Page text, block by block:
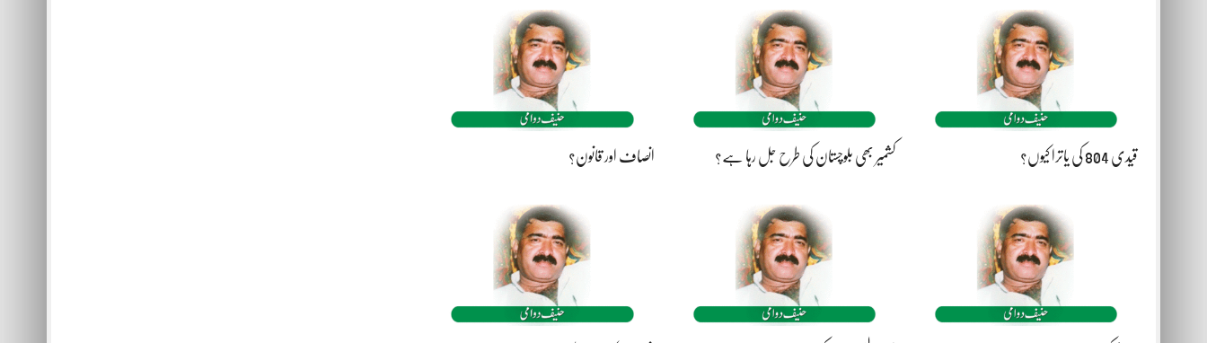
قیدی 804 کی یاترا کیوں؟ کشمیر بھی بلوچستان کی طرح جل رہا ہے؟ انصاف اور قانون؟